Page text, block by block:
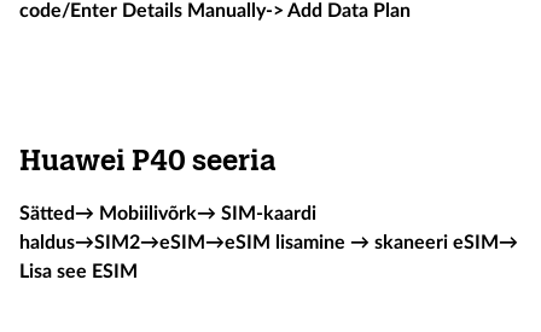
code/Enter Details Manually-> Add Data Plan
Huawei P40 seeria
Sätted→ Mobiilivõrk→ SIM-kaardi
haldus→SIM2→eSIM→eSIM lisamine → skaneeri eSIM→
Lisa see ESIM